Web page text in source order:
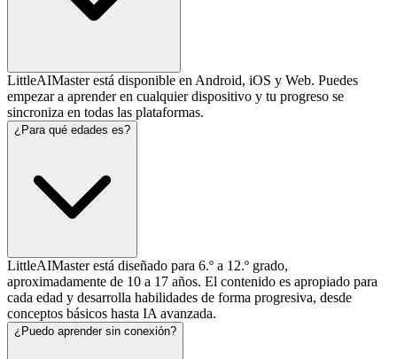
LittleAIMaster está disponible en Android, iOS y Web. Puedes
empezar a aprender en cualquier dispositivo y tu progreso se
sincroniza en todas las plataformas.
¿Para qué edades es?
LittleAIMaster está diseñado para 6.º a 12.º grado,
aproximadamente de 10 a 17 años. El contenido es apropiado para
cada edad y desarrolla habilidades de forma progresiva, desde
conceptos básicos hasta IA avanzada.
¿Puedo aprender sin conexión?